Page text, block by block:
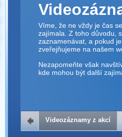
Víme, že ne vždy je čas
zajímala. Z toho důvodu,
zaznamenávat, a pokud
zveřejňujeme na našem
Nezapomeňte však
kde mohou být další
Přehrávač
Videozáznamy z akcí